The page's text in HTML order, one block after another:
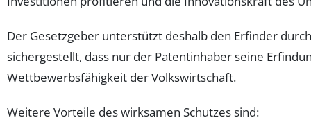
Der Gesetzgeber unterstützt deshalb den Erfinder
sichergestellt, dass nur der Patentinhaber seine
Wettbewerbsfähigkeit der Volkswirtschaft.
Weitere Vorteile des wirksamen Schutzes sind: